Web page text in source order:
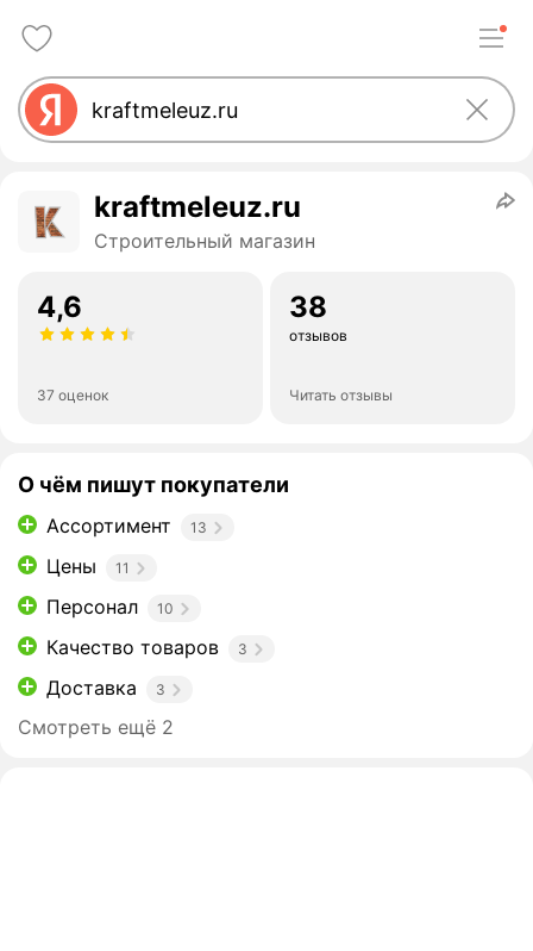
kraftmeleuz.ru
Строительный магазин
4,6
37 оценок
38
отзывов
Читать отзывы
О чём пишут покупатели
Ассортимент 13
Цены 11
Персонал 10
Качество товаров 3
Доставка 3
Смотреть ещё 2